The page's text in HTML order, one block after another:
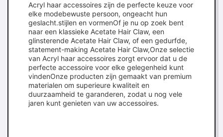
Acryl haar accessoires zijn de perfecte keuze voor
elke modebewuste persoon, ongeacht hun
geslacht.stijlen en vormenOf je nu op zoek bent
naar een klassieke Acetate Hair Claw, een
glinsterende Acetate Hair Claw, of een gedurfde,
statement-making Acetate Hair Claw,Onze selectie
van Acryl haar accessoires zorgt ervoor dat u de
perfecte accessoire voor elke gelegenheid kunt
vindenOnze producten zijn gemaakt van premium
materialen om superieure kwaliteit en
duurzaamheid te garanderen, zodat u nog vele
jaren kunt genieten van uw accessoires.